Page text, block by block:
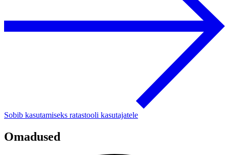
Sobib kasutamiseks ratastooli kasutajatele
Omadused